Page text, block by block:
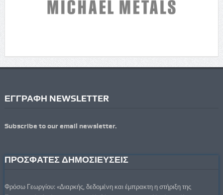
ΕΓΓΡΑΦΗ NEWSLETTER
Subscribe to our email newsletter.
ΠΡΟΣΦΑΤΕΣ ΔΗΜΟΣΙΕΥΣΕΙΣ
Φρόσω Γεωργίου: «Διαρκής, δεδομένη και έμπρακτη η στήριξη της